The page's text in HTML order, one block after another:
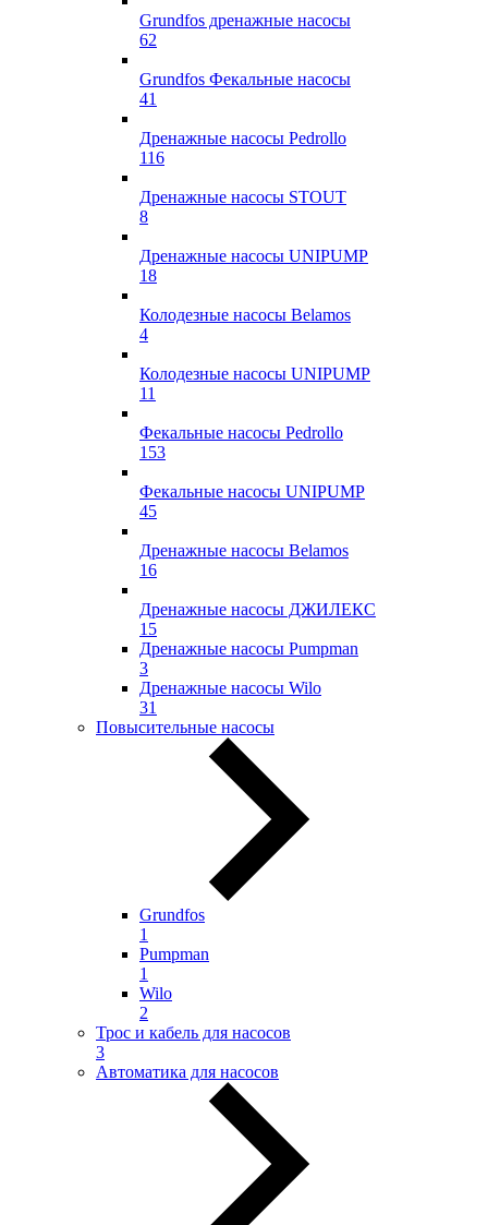
Grundfos дренажные насосы
62
Grundfos Фекальные насосы
41
Дренажные насосы Pedrollo
116
Дренажные насосы STOUT
8
Дренажные насосы UNIPUMP
18
Колодезные насосы Belamos
4
Колодезные насосы UNIPUMP
11
Фекальные насосы Pedrollo
153
Фекальные насосы UNIPUMP
45
Дренажные насосы Belamos
16
Дренажные насосы ДЖИЛЕКС
15
Дренажные насосы Pumpman
3
Дренажные насосы Wilo
31
Повысительные насосы
Grundfos
1
Pumpman
1
Wilo
2
Трос и кабель для насосов
3
Автоматика для насосов